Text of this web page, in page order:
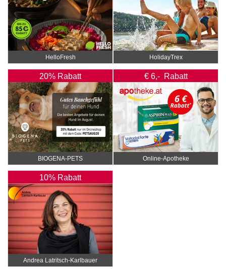
HelloFresh HolidayTrex
20% Rabatt
BIOGENA-PETS
€ 6,- Rabatt
Online‑Apotheke
10% Rabatt
Andrea Latritsch-Karlbauer